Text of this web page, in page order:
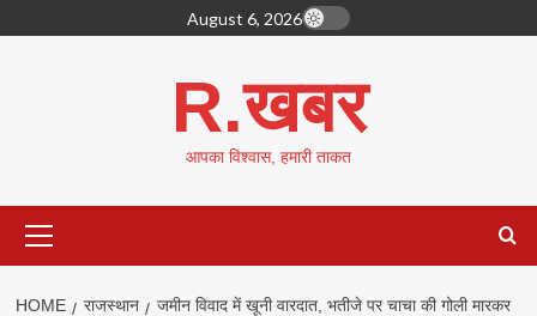
to
August 6, 2026
R.खबर
आपका विश्वास, हमारी ताकत
Menu
HOME राजस्थान
जमीन विवाद में खूनी वारदात, भतीजे पर चाचा की गोली मारकर